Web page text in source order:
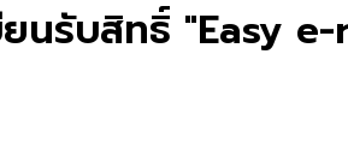
ยนรับสิทธิ์ "Easy